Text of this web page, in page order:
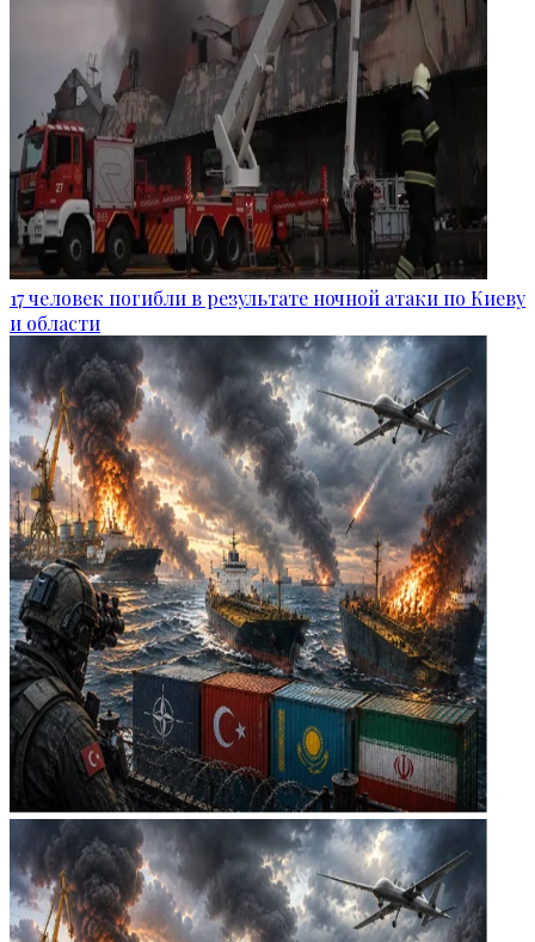
17 человек погибли в результате ночной атаки по Киеву
и области